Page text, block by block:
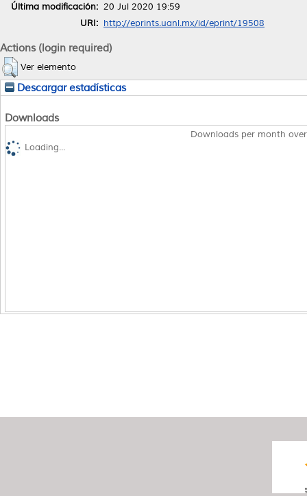
Última modificación: 20 Jul 2020 19:59
URI: http://eprints.uanl.mx/id/eprint/19508
Actions (login required)
Ver elemento
Descargar estadísticas
Downloads
Downloads per month
Loading...